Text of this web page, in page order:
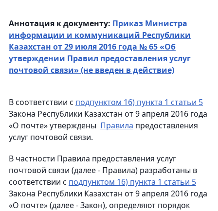
Аннотация к документу: Приказ Министра
информации и коммуникаций Республики
Казахстан от 29 июля 2016 года № 65 «Об
утверждении Правил предоставления услуг
почтовой связи» (не введен в действие)
В соответствии с подпунктом 16) пункта 1 статьи 5
Закона Республики Казахстан от 9 апреля 2016 года
«О почте» утверждены Правила предоставления
услуг почтовой связи.
В частности Правила предоставления услуг
почтовой связи (далее - Правила) разработаны в
соответствии с подпунктом 16) пункта 1 статьи 5
Закона Республики Казахстан от 9 апреля 2016 года
«О почте» (далее - Закон), определяют порядок